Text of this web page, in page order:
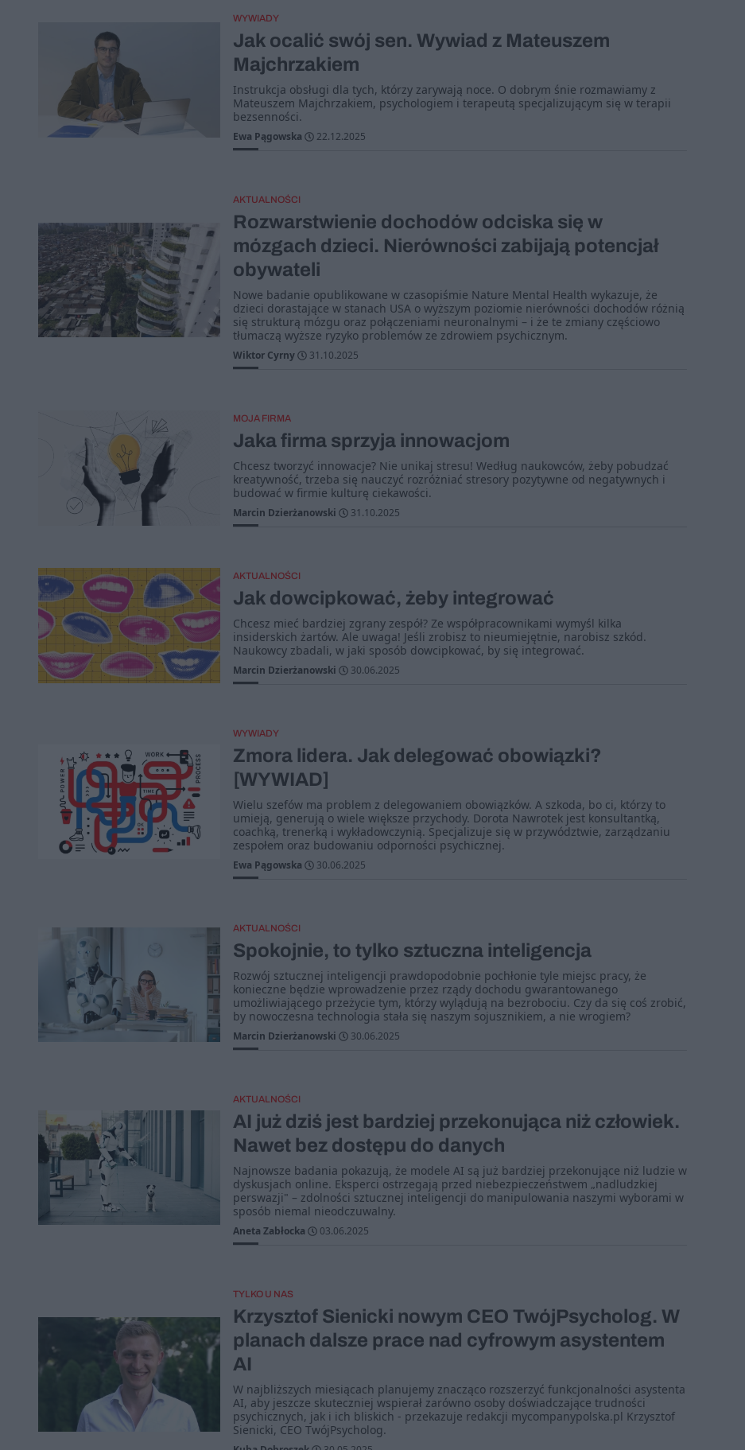
WYWIADY
Jak ocalić swój sen. Wywiad z Mateuszem
Majchrzakiem
Instrukcja obsługi dla tych, którzy zarywają noce. O dobrym śnie rozmawiamy z
Mateuszem Majchrzakiem, psychologiem i terapeutą specjalizującym się w terapii
bezsenności.
Ewa Pągowska 22.12.2025
AKTUALNOŚCI
Rozwarstwienie dochodów odciska się w
mózgach dzieci. Nierówności zabijają potencjał
obywateli
Nowe badanie opublikowane w czasopiśmie Nature Mental Health wykazuje, że
dzieci dorastające w stanach USA o wyższym poziomie nierówności dochodów różnią
się strukturą mózgu oraz połączeniami neuronalnymi – i że te zmiany częściowo
tłumaczą wyższe ryzyko problemów ze zdrowiem psychicznym.
Wiktor Cyrny 31.10.2025
MOJA FIRMA
Jaka firma sprzyja innowacjom
Chcesz tworzyć innowacje? Nie unikaj stresu! Według naukowców, żeby pobudzać
kreatywność, trzeba się nauczyć rozróżniać stresory pozytywne od negatywnych i
budować w firmie kulturę ciekawości.
Marcin Dzierżanowski 31.10.2025
AKTUALNOŚCI
Jak dowcipkować, żeby integrować
Chcesz mieć bardziej zgrany zespół? Ze współpracownikami wymyśl kilka
insiderskich żartów. Ale uwaga! Jeśli zrobisz to nieumiejętnie, narobisz szkód.
Naukowcy zbadali, w jaki sposób dowcipkować, by się integrować.
Marcin Dzierżanowski 30.06.2025
WYWIADY
Zmora lidera. Jak delegować obowiązki?
[WYWIAD]
Wielu szefów ma problem z delegowaniem obowiązków. A szkoda, bo ci, którzy to
umieją, generują o wiele większe przychody. Dorota Nawrotek jest konsultantką,
coachką, trenerką i wykładowczynią. Specjalizuje się w przywództwie, zarządzaniu
zespołem oraz budowaniu odporności psychicznej.
Ewa Pągowska 30.06.2025
AKTUALNOŚCI
Spokojnie, to tylko sztuczna inteligencja
Rozwój sztucznej inteligencji prawdopodobnie pochłonie tyle miejsc pracy, że
konieczne będzie wprowadzenie przez rządy dochodu gwarantowanego
umożliwiającego przeżycie tym, którzy wylądują na bezrobociu. Czy da się coś zrobić,
by nowoczesna technologia stała się naszym sojusznikiem, a nie wrogiem?
Marcin Dzierżanowski 30.06.2025
AKTUALNOŚCI
AI już dziś jest bardziej przekonująca niż człowiek.
Nawet bez dostępu do danych
Najnowsze badania pokazują, że modele AI są już bardziej przekonujące niż ludzie w
dyskusjach online. Eksperci ostrzegają przed niebezpieczeństwem „nadludzkiej
perswazji" – zdolności sztucznej inteligencji do manipulowania naszymi wyborami w
sposób niemal nieodczuwalny.
Aneta Zabłocka 03.06.2025
TYLKO U NAS
Krzysztof Sienicki nowym CEO TwójPsycholog. W
planach dalsze prace nad cyfrowym asystentem
AI
W najbliższych miesiącach planujemy znacząco rozszerzyć funkcjonalności asystenta
AI, aby jeszcze skuteczniej wspierał zarówno osoby doświadczające trudności
psychicznych, jak i ich bliskich - przekazuje redakcji mycompanypolska.pl Krzysztof
Sienicki, CEO TwójPsycholog.